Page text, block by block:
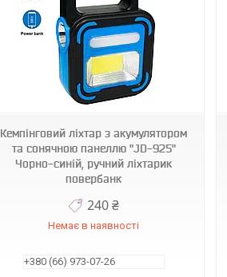
Кемпінговий ліхтар з акумулятором
та сонячною панеллю "JD-925"
Чорно-синій, ручний ліхтарик
повербанк
240 ₴
Немає в наявності
+380 (66) 973-07-26
1009797-Other-1